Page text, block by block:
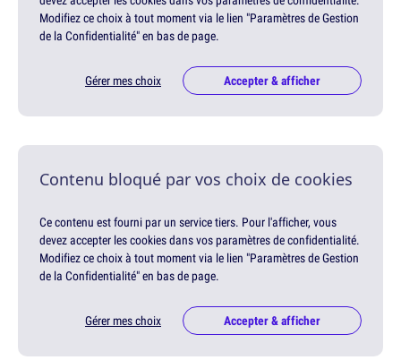
Modifiez ce choix à tout moment via le lien "Paramètres de Gestion
de la Confidentialité" en bas de page.
Gérer mes choix Accepter & afficher
Contenu bloqué par vos choix de cookies
Ce contenu est fourni par un service tiers. Pour l'afficher, vous
devez accepter les cookies dans vos paramètres de confidentialité.
Modifiez ce choix à tout moment via le lien "Paramètres de Gestion
de la Confidentialité" en bas de page.
Gérer mes choix Accepter & afficher